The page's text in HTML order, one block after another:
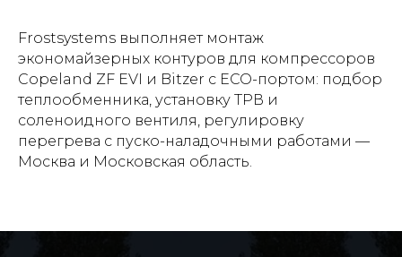
Frostsystems выполняет монтаж
экономайзерных контуров для компрессоров
Copeland ZF EVI и Bitzer с ECO-портом: подбор
теплообменника, установку ТРВ и
соленоидного вентиля, регулировку
перегрева с пуско-наладочными работами —
Москва и Московская область.